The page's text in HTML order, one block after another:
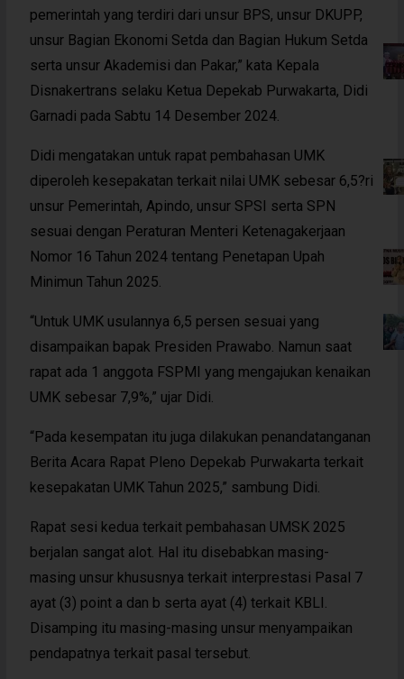
pemerintah yang terdiri dari unsur BPS, unsur DKUPP,
unsur Bagian Ekonomi Setda dan Bagian Hukum Setda
serta unsur Akademisi dan Pakar,” kata Kepala
Disnakertrans selaku Ketua Depekab Purwakarta, Didi
Garnadi pada Sabtu 14 Desember 2024.
Didi mengatakan untuk rapat pembahasan UMK
diperoleh kesepakatan terkait nilai UMK sebesar 6,5?ri
unsur Pemerintah, Apindo, unsur SPSI serta SPN
sesuai dengan Peraturan Menteri Ketenagakerjaan
Nomor 16 Tahun 2024 tentang Penetapan Upah
Minimun Tahun 2025.
“Untuk UMK usulannya 6,5 persen sesuai yang
disampaikan bapak Presiden Prawabo. Namun saat
rapat ada 1 anggota FSPMI yang mengajukan kenaikan
UMK sebesar 7,9%,” ujar Didi.
“Pada kesempatan itu juga dilakukan penandatanganan
Berita Acara Rapat Pleno Depekab Purwakarta terkait
kesepakatan UMK Tahun 2025,” sambung Didi.
Rapat sesi kedua terkait pembahasan UMSK 2025
berjalan sangat alot. Hal itu disebabkan masing-
masing unsur khususnya terkait interprestasi Pasal 7
ayat (3) point a dan b serta ayat (4) terkait KBLI.
Disamping itu masing-masing unsur menyampaikan
pendapatnya terkait pasal tersebut.